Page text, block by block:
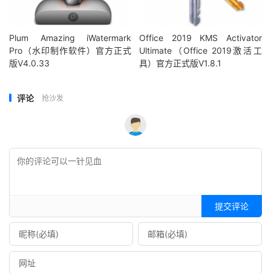
Plum Amazing iWatermark
Pro（水印制作软件）官方正式
版V4.0.33
Office 2019 KMS Activator
Ultimate（Office 2019激活工
具）官方正式版V1.8.1
评论 抢沙发
提交评论